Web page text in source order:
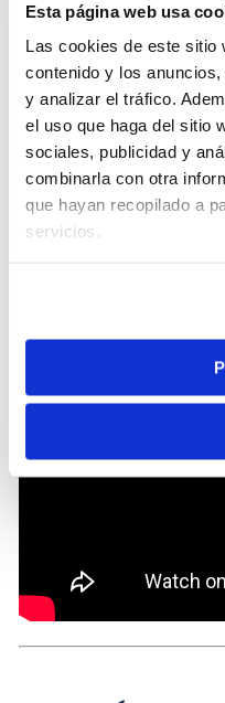
Esta página web usa
Las cookies de este sitio
contenido y los
y analizar el tráfico.
el uso que haga del sitio
sociales, publicidad y
combinarla con otra
que hayan recopilado a
servicios.
que se seca
Consigue
tono más bajo
Martillado al azar
Sustain más
Fabricado con
Zildjian.